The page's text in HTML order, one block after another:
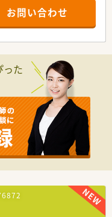
は常勤1名とパート8名が
での勤務で、日曜・祝日は
いるため、急なお休みに
育休の取得実績も豊富に
監査、服薬指導といった
ど多岐にわたる処方箋を
ト型の着座投薬口で、患者
お問い合わせ
った